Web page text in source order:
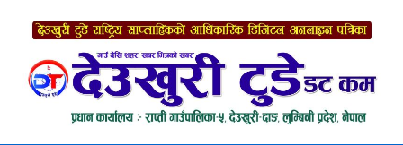
content